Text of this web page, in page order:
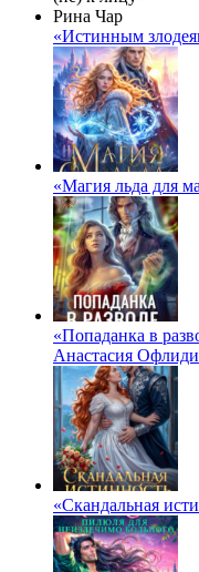
«Истинным
«Магия льда для
«Попаданка в
Анастасия Офлиди
«Скандальная